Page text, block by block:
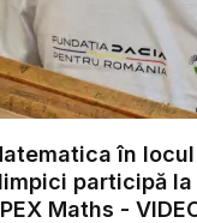
în
participă
Maths -